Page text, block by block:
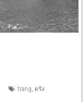
trang, ตรัง